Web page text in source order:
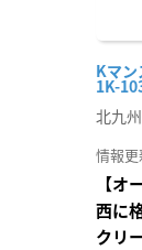
Kマン
1K-
北九
情報
【オ
西に
クリ